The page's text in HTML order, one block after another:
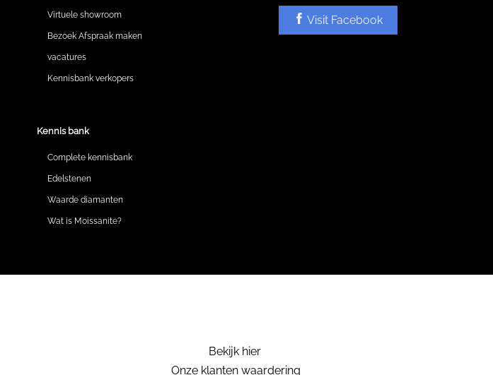
Virtuele showroom
Bezoek Afspraak maken
vacatures
Kennisbank verkopers
Kennis bank
Complete kennisbank
Edelstenen
Waarde diamanten
Wat is Moissanite?
Visit Facebook
Bekijk hier
Onze klanten waardering